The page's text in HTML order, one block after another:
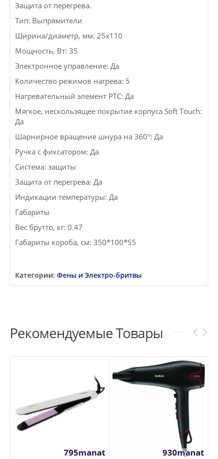
Защита от перегрева.
Тип: Выпрямители
Ширина/диаметр, мм: 25x110
Мощность, Вт: 35
Электронное управление: Да
Количество режимов нагрева: 5
Нагревательный элемент РТС: Да
Мягкое, нескользящее покрытие корпуса Soft Touch:
Да
Шарнирное вращение шнура на 360°: Да
Ручка с фиксатором: Да
Система: защиты
Защита от перегрева: Да
Индикации температуры: Да
Габариты
Вес брутто, кг: 0.47
Габариты короба, см: 350*100*55
Категории: Фены и Электро-бритвы
Рекомендуемые Товары
795manat 930manat